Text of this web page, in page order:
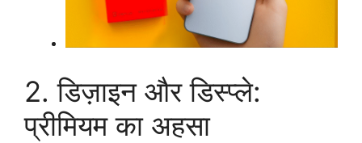
2. डिज़ाइन और डिस्प्ले:
प्रीमियम का अहसा